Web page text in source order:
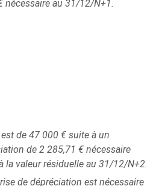
nécessaire au 31/12/N+1.
de 47 000 € suite à un
de 2 285,71 € nécessaire
la valeur résiduelle au 31/12/N+2.
de dépréciation est nécessaire